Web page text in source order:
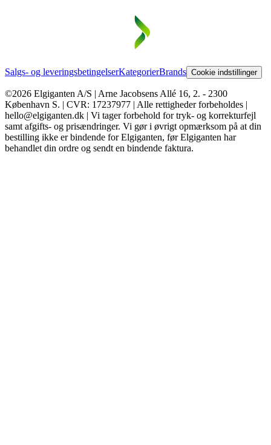
Salgs- og leveringsbetingelserKategorierBrands Cookie indstillinger
©2026 Elgiganten A/S | Arne Jacobsens Allé 16, 2. - 2300
København S. | CVR: 17237977 | Alle rettigheder forbeholdes |
hello@elgiganten.dk | Vi tager forbehold for tryk- og korrekturfejl
samt afgifts- og prisændringer. Vi gør i øvrigt opmærksom på at din
bestilling ikke er bindende for Elgiganten, før Elgiganten har
behandlet din ordre og sendt en bindende faktura.